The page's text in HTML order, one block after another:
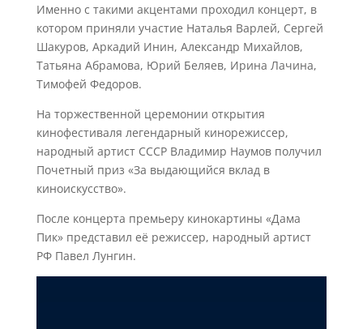
Именно с такими акцентами проходил концерт, в
котором приняли участие Наталья Варлей, Сергей
Шакуров, Аркадий Инин, Александр Михайлов,
Татьяна Абрамова, Юрий Беляев, Ирина Лачина,
Тимофей Федоров.
На торжественной церемонии открытия
кинофестиваля легендарный кинорежиссер,
народный артист СССР Владимир Наумов получил
Почетный приз «За выдающийся вклад в
киноискусство».
После концерта премьеру кинокартины «Дама
Пик» представил её режиссер, народный артист
РФ Павел Лунгин.